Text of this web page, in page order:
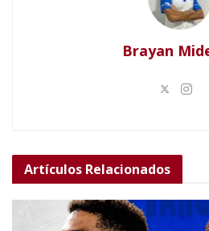
Brayan
Artículos Relacionados